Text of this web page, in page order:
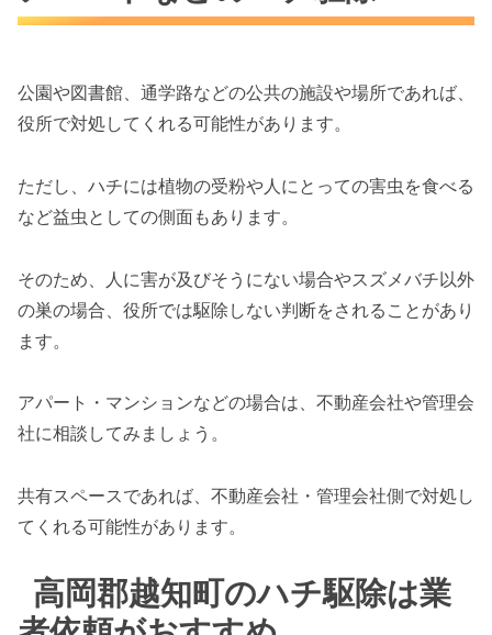
公園や図書館、通学路などの公共の施設や場所であれば、
役所で対処してくれる可能性があります。
ただし、ハチには植物の受粉や人にとっての害虫を食べる
など益虫としての側面もあります。
そのため、人に害が及びそうにない場合やスズメバチ以外
の巣の場合、役所では駆除しない判断をされることがあり
ます。
アパート・マンションなどの場合は、不動産会社や管理会
社に相談してみましょう。
共有スペースであれば、不動産会社・管理会社側で対処し
てくれる可能性があります。
高岡郡越知町のハチ駆除は業